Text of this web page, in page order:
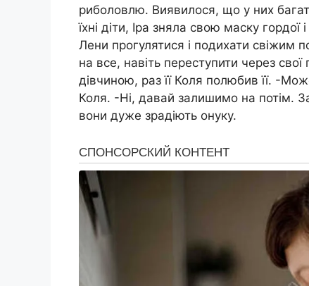
риболовлю. Виявилося, що у них
їхні діти, Іра зняла свою маску
Лени прогулятися і подихати свіжим
на все, навіть переступити через
дівчиною, раз її Коля полюбив її. -
Коля. -Ні, давай залишимо на потім.
вони дуже зрадіють онуку.